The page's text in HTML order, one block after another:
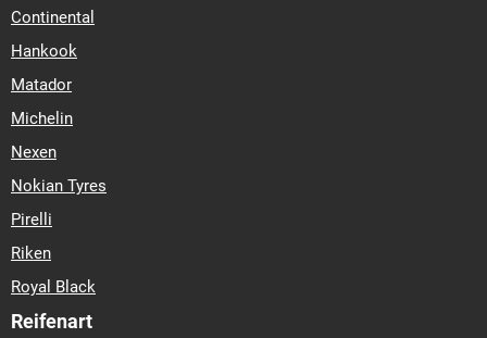
Continental
Hankook
Matador
Michelin
Nexen
Nokian Tyres
Pirelli
Riken
Royal Black
Reifenart